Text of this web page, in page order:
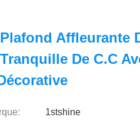
Affleurante
De C.C
1stshine